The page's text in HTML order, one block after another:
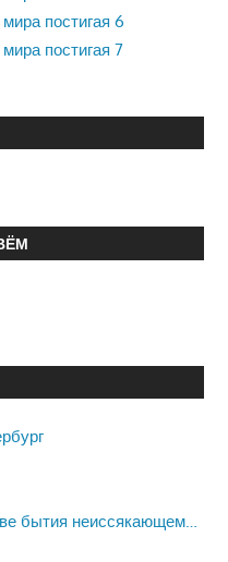
постигая 6
постигая 7
бытия неиссякающем…